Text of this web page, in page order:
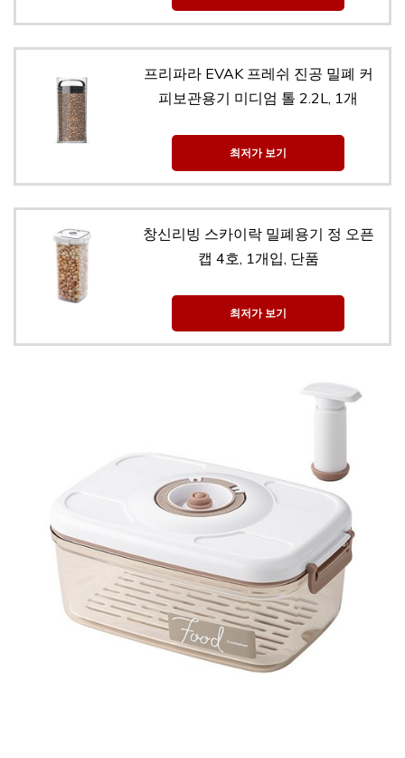
프리파라 EVAK 프레쉬 진공 밀폐 커
피보관용기 미디엄 톨 2.2L, 1개
최저가 보기
창신리빙 스카이락 밀폐용기 정 오픈
캡 4호, 1개입, 단품
최저가 보기